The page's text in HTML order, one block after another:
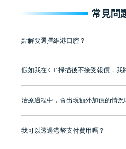
常見問
點解要選擇維港口腔？
維港口腔踐行「醫道濟世」的大學校訓，
牌」、「2025香港企業領袖品牌」，是諾
至今已服務超過三十個國家和地區的顧客
市市民極高的口碑評價及信任推薦 珠海、
有咨詢及服務保障中心，有任何問題都可
假如我在 CT 掃描後不接受報價，我
治療過程中，會出現額外加價的情況
我可以透過港幣支付費用嗎？